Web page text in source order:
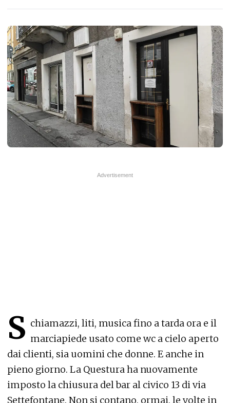
S chiamazzi, liti, musica fino a tarda ora e il
marciapiede usato come wc a cielo aperto
dai clienti, sia uomini che donne. E anche in
pieno giorno. La Questura ha nuovamente
imposto la chiusura delbar al civico 13 di via
Settefontane. Non si contano, ormai, le volte in